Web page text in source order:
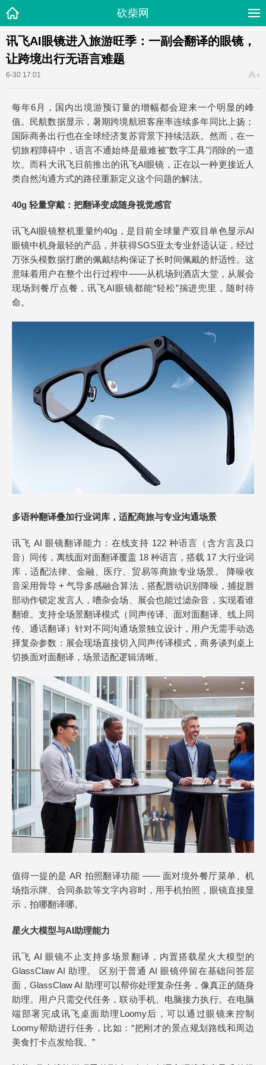
砍柴网
讯飞AI眼镜进入旅游旺季：一副会翻译的眼镜，
让跨境出行无语言难题
6-30 17:01
每年6月，国内出境游预订量的增幅都会迎来一个明显的峰
值。民航数据显示，暑期跨境航班客座率连续多年同比上扬；
国际商务出行也在全球经济复苏背景下持续活跃。然而，在一
切旅程障碍中，语言不通始终是最难被"数字工具"消除的一道
坎。而科大讯飞日前推出的讯飞AI眼镜，正在以一种更接近人
类自然沟通方式的路径重新定义这个问题的解法。
40g 轻量穿戴：把翻译变成随身视觉感官
讯飞AI眼镜整机重量约40g，是目前全球量产双目单色显示AI
眼镜中机身最轻的产品，并获得SGS亚太专业舒适认证，经过
万张头模数据打磨的佩戴结构保证了长时间佩戴的舒适性。这
意味着用户在整个出行过程中——从机场到酒店大堂，从展会
现场到餐厅点餐，讯飞AI眼镜都能“轻松”揣进兜里，随时待
命。
多语种翻译叠加行业词库，适配商旅与专业沟通场景
讯飞 AI 眼镜翻译能力：在线支持 122 种语言（含方言及口
音）同传，离线面对面翻译覆盖 18 种语言，搭载 17 大行业词
库，适配法律、金融、医疗、贸易等商旅专业场景。 降噪收
音采用骨导 + 气导多感融合算法，搭配唇动识别降噪，捕捉唇
部动作锁定发言人，嘈杂会场、展会也能过滤杂音，实现看谁
翻谁。支持全场景翻译模式（同声传译、面对面翻译、线上同
传、通话翻译）针对不同沟通场景独立设计，用户无需手动选
择复杂参数：展会现场直接切入同声传译模式，商务谈判桌上
切换面对面翻译，场景适配逻辑清晰。
值得一提的是 AR 拍照翻译功能 —— 面对境外餐厅菜单、机
场指示牌、合同条款等文字内容时，用手机拍照，眼镜直接显
示，拍哪翻译哪。
星火大模型与AI助理能力
讯飞 AI 眼镜不止支持多场景翻译，内置搭载星火大模型的
GlassClaw AI 助理。 区别于普通 AI 眼镜停留在基础问答层
面，GlassClaw AI 助理可以帮你处理复杂任务，像真正的随身
助理。用户只需交代任务，联动手机、电脑接力执行。在电脑
端部署完成讯飞桌面助理Loomy后，可以通过眼镜来控制
Loomy帮助进行任务，比如：“把刚才的景点规划路线和周边
美食打卡点发给我。”